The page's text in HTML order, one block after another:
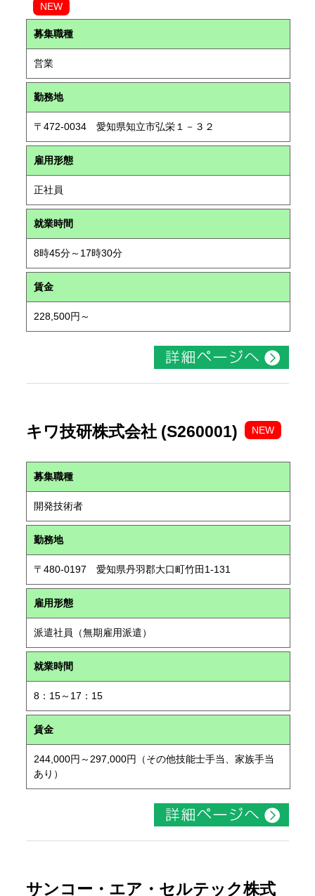
NEW
募集職種
営業
勤務地
〒472-0034 愛知県知立市弘栄１－３２
雇用形態
正社員
就業時間
8時45分～17時30分
賃金
228,500円～
キワ技研株式会社 (S260001) NEW
募集職種
開発技術者
勤務地
〒480-0197 愛知県丹羽郡大口町竹田1-131
雇用形態
派遣社員（無期雇用派遣）
就業時間
8：15～17：15
賃金
244,000円～297,000円（その他技能士手当、家族手当
あり）
サンコー・エア・セルテック株式